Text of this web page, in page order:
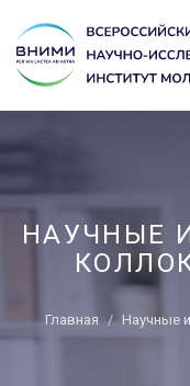
НАУЧНЫЕ
Главная Научные